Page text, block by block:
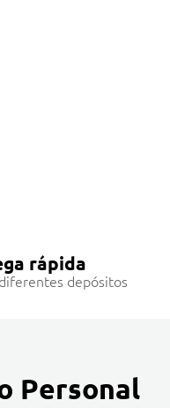
rápida
depósitos
Personal